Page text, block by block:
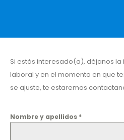
Si estás interesado(a), déjanos
laboral y en el momento en que
se ajuste, te estaremos
Nombre y apellidos *